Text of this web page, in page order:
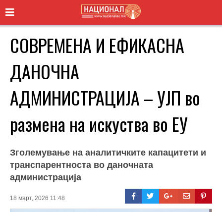
СОВРЕМЕНА И ЕФИКАСНА
ДАНОЧНА
АДМИНИСТРАЦИЈА – УЈП во
размена на искуства во ЕУ
Зголемување на аналитичките капацитети и
транспарентноста во даночната
администрација
18 март, 2026 11:48